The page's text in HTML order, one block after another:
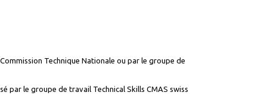
Technique Nationale ou par le groupe de
par le groupe de travail Technical Skills CMAS swiss